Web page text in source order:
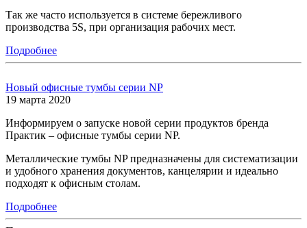
Так же часто используется в системе бережливого
производства 5S, при организация рабочих мест.
Подробнее
Новый офисные тумбы серии NP
19 марта 2020
Информируем о запуске новой серии продуктов бренда
Практик – офисные тумбы серии NP.
Металлические тумбы NP предназначены для систематизации
и удобного хранения документов, канцелярии и идеально
подходят к офисным столам.
Подробнее